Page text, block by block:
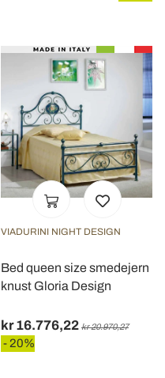
VIADURINI NIGHT DESIGN
Bed queen size smedejern
knust Gloria Design
kr 16.776,22 kr 20.970,27
- 20%